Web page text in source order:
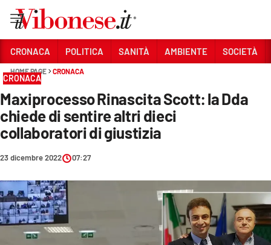
Sezioni
CRONACA
POLITICA
SOCIETÀ
CULTURA
CRONACA POLITICA SANITÀ AMBIENTE SOCIETÀ
HOME PAGE CRONACA
CRONACA
Maxiprocesso Rinascita Scott: la Dda
chiede di sentire altri dieci
collaboratori di giustizia
23 dicembre 2022 07:27